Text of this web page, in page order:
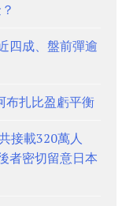
四成、盤前彈逾
布扎比盈虧平衡
接載320萬人
者密切留意日本